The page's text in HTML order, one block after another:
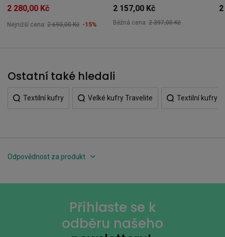
2 280,00 Kč
Nejnižší cena: 2 690,00 Kč -15%
2 157,00 Kč
Běžná cena: 2 397,00 Kč
Ostatní také hledali
Textilní kufry Velké kufry Travelite Textilní kufry
Odpovědnost za produkt
Přihlaste se k
odběru našeho